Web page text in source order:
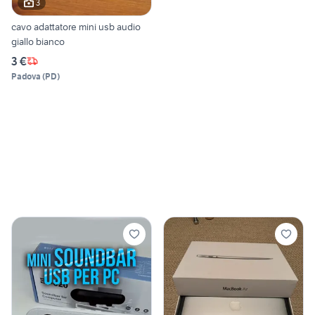
3
cavo adattatore mini usb audio
giallo bianco
3 €
Padova (PD)